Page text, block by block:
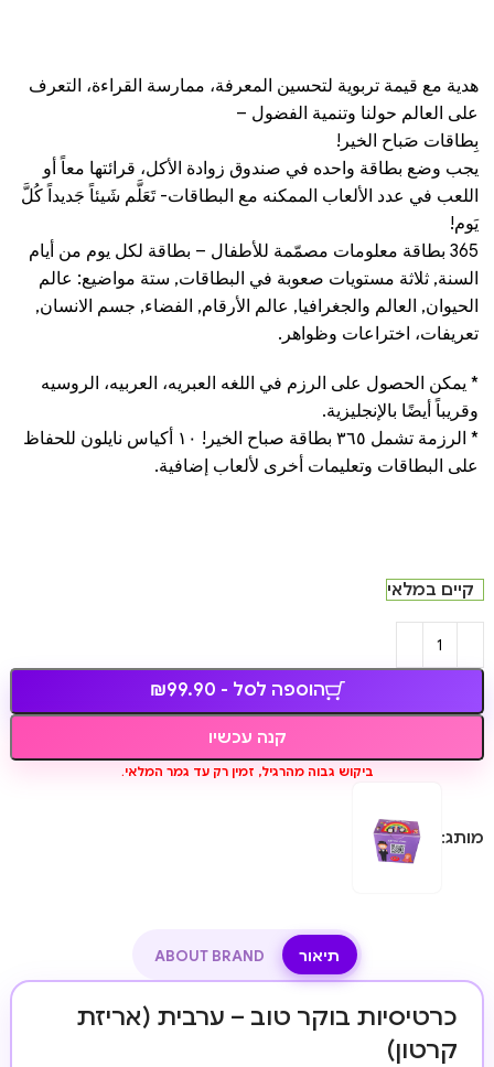
هدية مع قيمة تربوية لتحسين المعرفة، ممارسة القراءة، التعرف
على العالم حولنا وتنمية الفضول –
بِطاقات صَباح الخير!
يجب وضع بطاقة واحده في صندوق زوادة الأكل، قرائتها معاً أو
اللعب في عدد الألعاب الممكنه مع البطاقات- تَعَلَّم شَيئاً جَديداً كُلَّ
يَوم!
365 بطاقة معلومات مصمّمة للأطفال – بطاقة لكل يوم من أيام
السنة, ثلاثة مستويات صعوبة في البطاقات, ستة مواضيع: عالم
الحيوان, العالم والجغرافيا, عالم الأرقام, الفضاء, جسم الانسان,
تعريفات، اختراعات وظواهر.
* يمكن الحصول على الرزم في اللغه العبريه، العربيه، الروسيه
وقريباً أيضًا بالإنجليزية.
* الرزمة تشمل ٣٦٥ بطاقة صباح الخير! ١٠ أكياس نايلون للحفاظ
على البطاقات وتعليمات أخرى لألعاب إضافية.
קיים במלאי
הוספה לסל - ₪99.90
קנה עכשיו
ביקוש גבוה מהרגיל, זמין רק עד גמר המלאי.
מותג:
תיאור ABOUT BRAND
כרטיסיות בוקר טוב – ערבית (אריזת
קרטון)